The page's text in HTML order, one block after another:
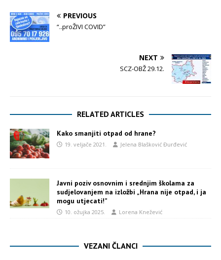
PREVIOUS
“..proŽIVI COVID”
NEXT
SCZ-OBŽ 29.12.
RELATED ARTICLES
Kako smanjiti otpad od hrane?
19. veljače 2021. Jelena Blašković Đurđević
Javni poziv osnovnim i srednjim školama za
sudjelovanjem na izložbi „Hrana nije otpad, i ja
mogu utjecati!”
10. ožujka 2025. Lorena Knežević
VEZANI ČLANCI